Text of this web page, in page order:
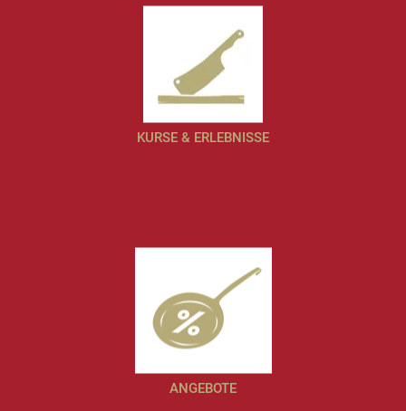
KURSE & ERLEBNISSE
ANGEBOTE